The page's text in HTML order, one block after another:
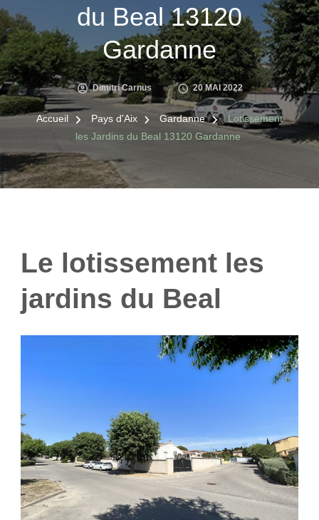
du Beal 13120
Gardanne
Dimitri Carnus 20 MAI 2022
Accueil Pays d'Aix Gardanne
Lotissement
les Jardins du Beal 13120 Gardanne
Le lotissement les
jardins du Beal